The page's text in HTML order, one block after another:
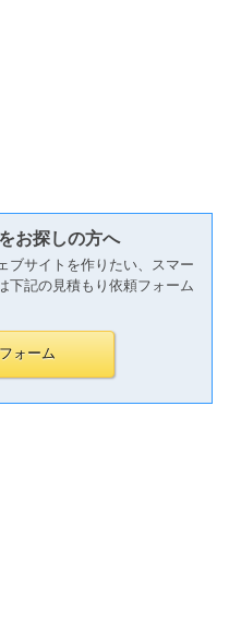
お探しの方へ
ブサイトを作りたい、スマー
下記の見積もり依頼フォーム